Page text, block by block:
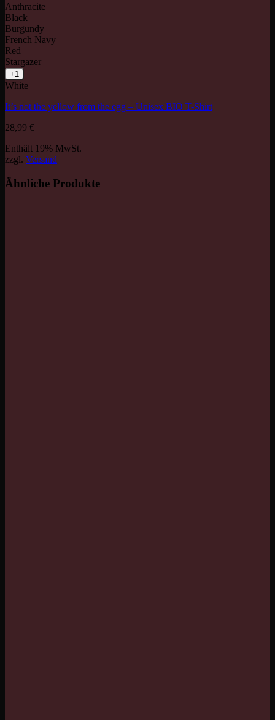
Anthracite
Black
Burgundy
French Navy
Red
Stargazer
+1
White
It’s not the yellow from the egg – Unisex BIO T-Shirt
28,99 €
Enthält 19% MwSt.
zzgl. Versand
Ähnliche Produkte